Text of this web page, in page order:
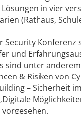
in vier
(Rathaus,
Security Konferenz
und
sind unter
& Risiken von
– Sicherheit